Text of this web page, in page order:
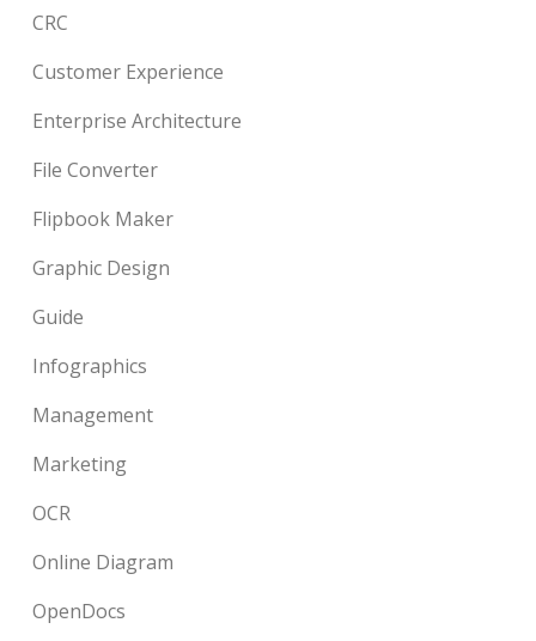
CRC
Customer Experience
Enterprise Architecture
File Converter
Flipbook Maker
Graphic Design
Guide
Infographics
Management
Marketing
OCR
Online Diagram
OpenDocs